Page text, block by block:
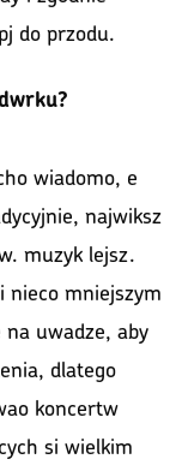
do przodu.
wiadomo, e
najwiksz
muzyk lejsz.
nieco mniejszym
uwadze, aby
dlatego
koncertw
si wielkim